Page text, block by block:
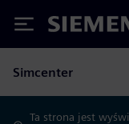
Siemens
Simcenter
Ta strona jest